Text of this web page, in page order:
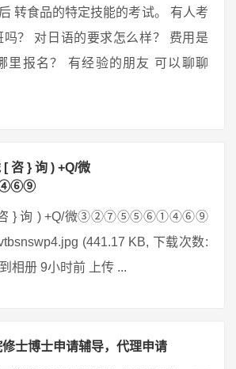
转食品的特定技能的考试。 有人考
？ 对日语的要求怎么样？ 费用是
里报名？ 有经验的朋友 可以聊聊
[ 咨 } 询 ) +Q/微
[ 咨 } 询 ) +Q/微③②⑦⑤⑤⑥①④⑥⑨
(441.17 KB, 下载次数:
相册 9小时前 上传 ...
修士博士申请辅导，代理申请